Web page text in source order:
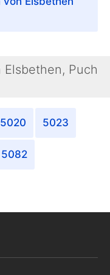
Puch
5020 5023
5082